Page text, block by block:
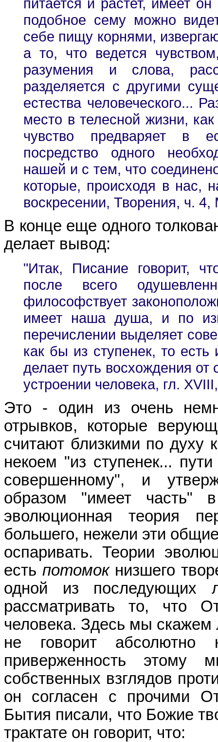
подобное сему можно
себе пищу корнями,
а то, что ведется
разумения и слова,
разделяется с другими
естества человеческого...
место в телесной жизни,
чувство предваряет в
посредство одного
нашей и с тем, что
которые, происходя в нас,
воскресении, Творения, ч.
В конце еще одного
делает вывод:
"Итак, Писание говорит,
после всего
философствует
имеет наша душа, и по
перечислении выделяет
как бы из ступенек, то есть
делает путь восхождения
устроении человека, гл.
Это - один из очень
отрывков, которые
считают близкими по духу
некоем "из ступенек...
совершенному", и
образом "имеет часть"
эволюционная теория
большего, нежели эти
оспаривать. Теории
есть потомокнизшего
одной из последующих
рассматривать то, что
человека. Здесь мы скажем
не говорит абсолютно
приверженность
собственных взглядов
он согласен с прочими
Бытия писали, что Божие
трактате он говорит, что: